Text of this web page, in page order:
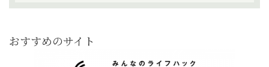
おすすめのサイト